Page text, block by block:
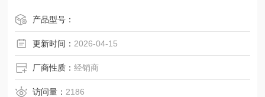
产品型号：
更新时间： 2026-04-15
厂商性质：经销商
访问量： 2186